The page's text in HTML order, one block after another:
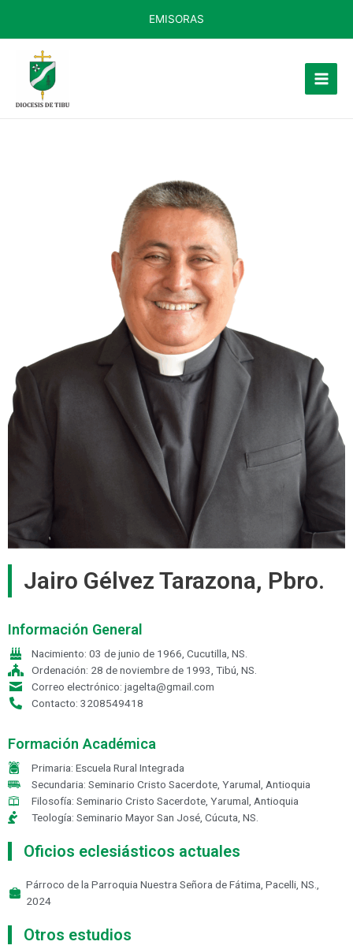
EMISORAS
Jairo Gélvez Tarazona, Pbro.
Información General
Nacimiento: 03 de junio de 1966, Cucutilla, NS.
Ordenación: 28 de noviembre de 1993, Tibú, NS.
Correo electrónico: jagelta@gmail.com
Contacto: 3208549418
Formación Académica
Primaria: Escuela Rural Integrada
Secundaria: Seminario Cristo Sacerdote, Yarumal, Antioquia
Filosofía: Seminario Cristo Sacerdote, Yarumal, Antioquia
Teología: Seminario Mayor San José, Cúcuta, NS.
Oficios eclesiásticos actuales
Párroco de la Parroquia Nuestra Señora de Fátima, Pacelli, NS.,
2024
Otros estudios